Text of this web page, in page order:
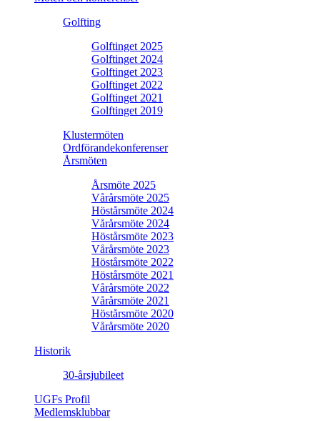
Golfting
Golftinget 2025
Golftinget 2024
Golftinget 2023
Golftinget 2022
Golftinget 2021
Golftinget 2019
Klustermöten
Ordförandekonferenser
Årsmöten
Årsmöte 2025
Vårårsmöte 2025
Höstårsmöte 2024
Vårårsmöte 2024
Höstårsmöte 2023
Vårårsmöte 2023
Höstårsmöte 2022
Höstårsmöte 2021
Vårårsmöte 2022
Vårårsmöte 2021
Höstårsmöte 2020
Vårårsmöte 2020
Historik
30-årsjubileet
UGFs Profil
Medlemsklubbar